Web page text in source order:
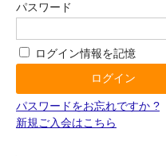
パスワード
ログイン情報を記憶
パスワードをお忘れですか ?
新規ご入会はこちら